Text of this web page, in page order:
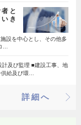
と
き
設を中心とし、その他多
…
及び監理 ■建設工事、地
給及び環…
詳細へ